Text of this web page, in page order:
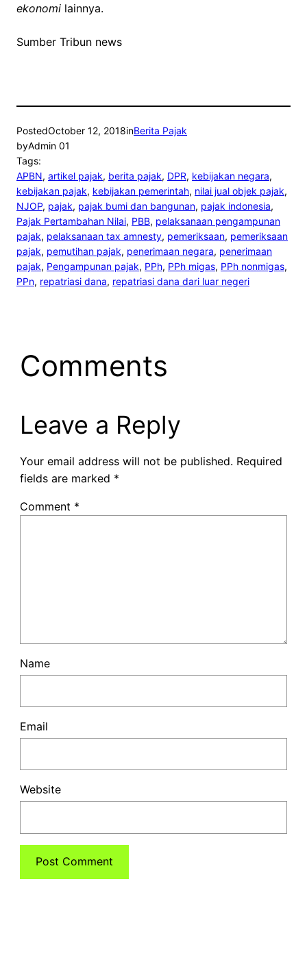
ekonomi lainnya.
Sumber Tribun news
PostedOctober 12, 2018inBerita Pajak
byAdmin 01
Tags:
APBN, artikel pajak, berita pajak, DPR, kebijakan negara
kebijakan pajak, kebijakan pemerintah, nilai jual objek pajak
NJOP, pajak, pajak bumi dan bangunan, pajak indonesia
Pajak Pertambahan Nilai, PBB, pelaksanaan pengampunan
pajak, pelaksanaan tax amnesty, pemeriksaan, pemeriksaan
pajak, pemutihan pajak, penerimaan negara, penerimaan
pajak, Pengampunan pajak, PPh, PPh migas, PPh nonmigas
PPn, repatriasi dana, repatriasi dana dari luar negeri
Comments
Leave a Reply
Your email address will not be published. Required
fields are marked *
Comment *
Name
Email
Website